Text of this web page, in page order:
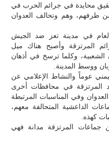
محايدة في جرائم الحرب في
طرفهم، وهم وتحالف العدوان
العام في مدينة تعز ضد الجيش
المرتزقة وأصبح هناك ميل
الشعبية، وكلما ترسخ في أذهان
ووسط المدينة.
عوماً والنشاط الإعلامي عن
المرتزقة في محافظات أخرى
وفي المناسبات المرتبطة
الداعشية المتحالفة معهم،
كهذه.
جماعات المرتزقة مدانة فهي